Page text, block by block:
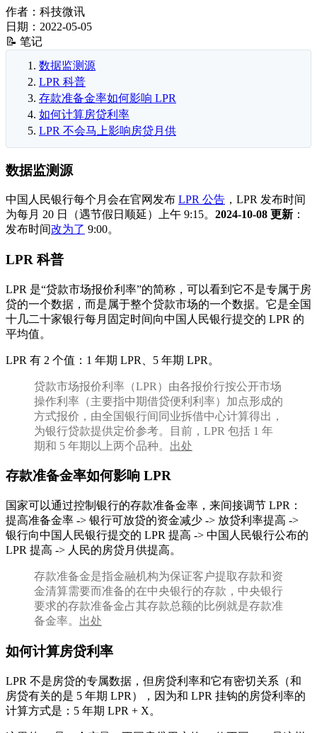
作者：科技微讯
日期： 2022-05-05
📝 笔记
数据监测源
LPR 科普
存款准备金率如何影响 LPR
如何计算房贷利率
LPR 不会马上影响房贷月供
数据监测源
中国人民银行每个月会在官网发布 LPR 公告 ，LPR 发布时间
为每月 20 日（遇节假日顺延）上午 9:15。 2024-10-08 更新 ：
发布时间改为了 9:00。
LPR 科普
LPR 是“贷款市场报价利率”的简称，可以看到它不是专属于房
贷的一个数据，而是属于整个贷款市场的一个数据。它是全国
十几二十家银行每月固定时间向中国人民银行提交的 LPR 的
平均值。
LPR 有 2 个值：1 年期 LPR、5 年期 LPR。
贷款市场报价利率（LPR）由各报价行按公开市场
操作利率（主要指中期借贷便利利率）加点形成的
方式报价，由全国银行间同业拆借中心计算得出，
为银行贷款提供定价参考。目前，LPR 包括 1 年
期和 5 年期以上两个品种。 出处
存款准备金率如何影响 LPR
国家可以通过控制银行的存款准备金率，来间接调节 LPR：
提高准备金率 -> 银行可放贷的资金减少 -> 放贷利率提高 ->
银行向中国人民银行提交的 LPR 提高 -> 中国人民银行公布的
LPR 提高 -> 人民的房贷月供提高。
存款准备金是指金融机构为保证客户提取存款和资
金清算需要而准备的在中央银行的存款，中央银行
要求的存款准备金占其存款总额的比例就是存款准
备金率。 出处
如何计算房贷利率
LPR 不是房贷的专属数据，但房贷利率和它有密切关系（和
房贷有关的是 5 年期 LPR），因为和 LPR 挂钩的房贷利率的
计算方式是：5 年期 LPR + X。